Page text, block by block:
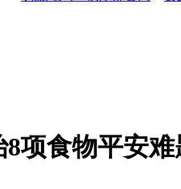
8项食物平安